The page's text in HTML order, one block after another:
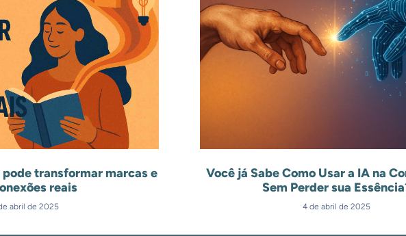
transformar marcas e
reais
abril de 2025
Você já Sabe Como Usar a IA na
Sem Perder sua
4 de abril de 2025